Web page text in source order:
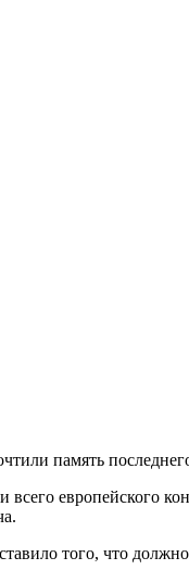
память
европейского
того, что